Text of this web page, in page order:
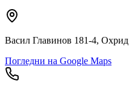
Васил Главинов 181-4, Охрид
Погледни на Google Maps